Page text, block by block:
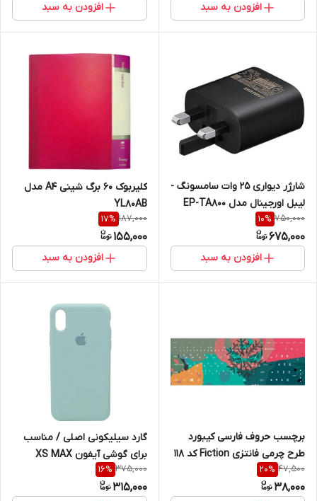
افزودن به سبد افزودن به سبد
شارژر دیواری 25 وات سامسونگ -
لیبل اورجینال مدل EP-TA800
750,000
10%
675,000
افزودن به سبد
کلیربوک 60 برگ شینی A4 مدل
YL80AB
187,000
17%
155,000
افزودن به سبد
برچسب حروف فارسی کیبورد
طرح چرمی فانتزی Fiction کد 118
47,500
20%
38,000
گارد سیلیکونی اصلی / مناسب
برای گوشی آیفون XS MAX
375,000
16%
315,000